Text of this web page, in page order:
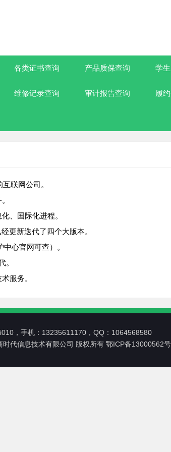
各类证书查询 产品质保查询 学
维修记录查询 审计报告查询 履
联网公司。
、国际化进程。
更新迭代了四个大版本。
心官网可查）。
。
服务。
，手机：13235611170，QQ：1064568580
代信息技术有限公司 版权所有 鄂ICP备13000562